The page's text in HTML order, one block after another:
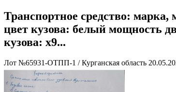
Транспортное средство: марка,
цвет кузова: белый мощность
кузова: x9...
Лот №65931-ОТПП-1 / Курганская область